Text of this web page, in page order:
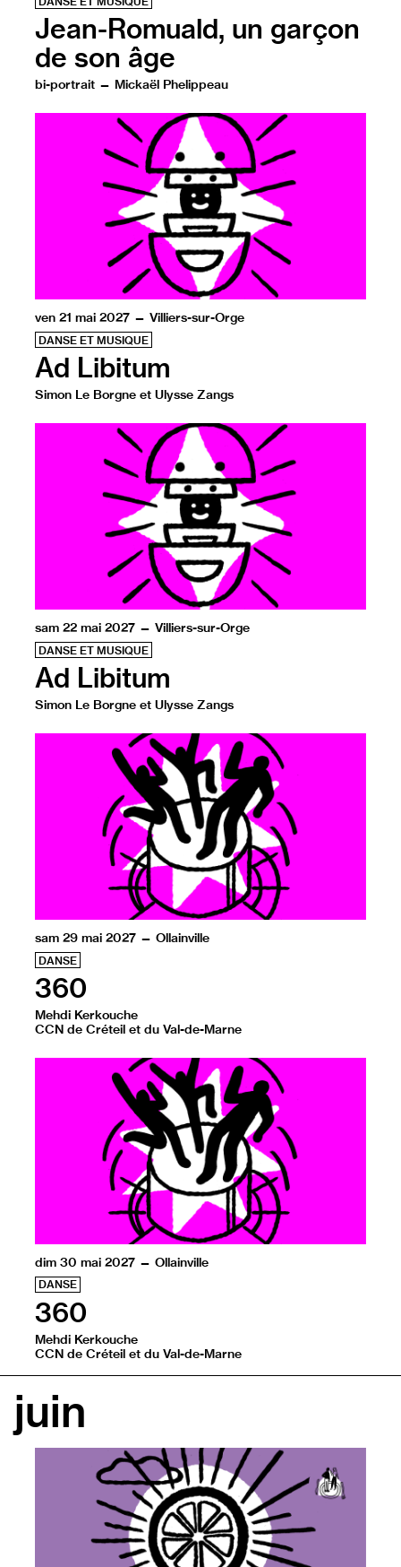
Jean-Romuald, un garçon
de son âge
bi-portrait — Mickaël Phelippeau
dessin… et quand il danse, il exprime la fragilité qui le
ven 21 mai 2027 — Villiers-sur-Orge
DANSE ET MUSIQUE
Ad Libitum
Simon Le Borgne et Ulysse Zangs
sam 22 mai 2027 — Villiers-sur-Orge
DANSE ET MUSIQUE
Ad Libitum
Simon Le Borgne et Ulysse Zangs
sam 29 mai 2027 — Ollainville
DANSE
360
Mehdi Kerkouche
CCN de Créteil et du Val-de-Marne
dim 30 mai 2027 — Ollainville
DANSE
360
Mehdi Kerkouche
CCN de Créteil et du Val-de-Marne
juin